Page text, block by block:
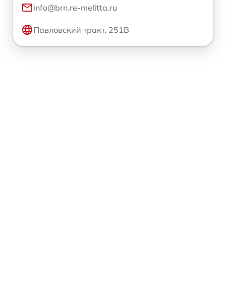
info@brn.re-melitta.ru
Павловский тракт, 251В